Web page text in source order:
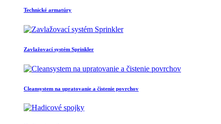
Technické armatúry
Zavlažovací systém Sprinkler
Cleansystem na upratovanie a čistenie povrchov